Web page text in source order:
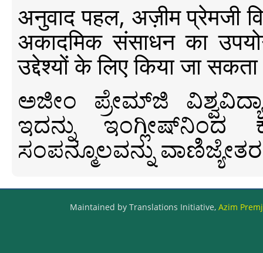
अनुवाद पहल, अज़ीम प्रेमजी
अकादमिक संसाधन का
उद्देश्यों के लिए किया जा
ಅಜೀಂ ಪ್ರೇಮ್‍ಜಿ
ಇದನ್ನು ಇಂಗ್ಲೀಷ್‍ನಿಂದ
ಸಂಪನ್ಮೂಲವನ್ನು
Maintained by Translations Initiative, Azim